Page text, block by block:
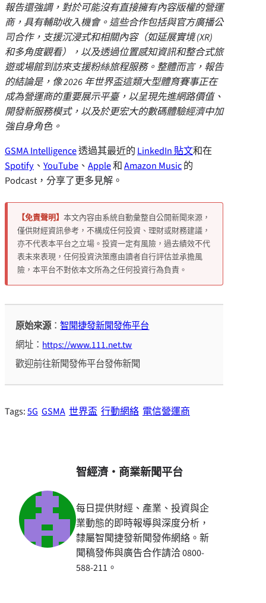
報告還強調，對於可能沒有直接擁有內容版權的營運
商，具有輔助收入機會。這些合作包括與官方廣播公
司合作，支援沉浸式和相關內容（如延展實境(XR)
和多角度觀看），以及透過位置感知資訊和整合式旅
遊或場館到訪來支援粉絲旅程服務。整體而言，報告
的結論是，像2026年世界盃這類大型體育賽事正在
成為營運商的重要展示平臺，以呈現先進網路價值、
開發新服務模式，以及於更宏大的數碼體驗經濟中加
強自身角色。
GSMA Intelligence透過其最近的 LinkedIn 貼文和在
Spotify 、 YouTube 、 Apple和Amazon Music的
Podcast，分享了更多見解。
【免責聲明】 本文內容由系統自動彙整自公開新聞來源，
僅供財經資訊參考，不構成任何投資、理財或財務建議，
亦不代表本平台之立場。投資一定有風險，過去績效不代
表未來表現，任何投資決策應由讀者自行評估並承擔風
險，本平台不對依本文所為之任何投資行為負責。
原始來源：智聞捷發新聞發佈平台
網址： https://www.111.net.tw
歡迎前往新聞發佈平台發佈新聞
Tags:5G GSMA 世界盃 行動網絡 電信營運商
智經濟・商業新聞平台
每日提供財經、產業、投資與企
業動態的即時報導與深度分析，
隸屬智聞捷發新聞發佈網絡。新
聞稿發佈與廣告合作請洽 0800-
588-211。